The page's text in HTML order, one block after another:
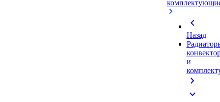
chevron_left
Назад
и
chevron_right
expand_more